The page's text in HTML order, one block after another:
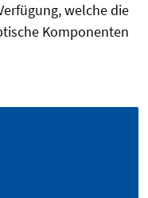
welche die
Komponenten